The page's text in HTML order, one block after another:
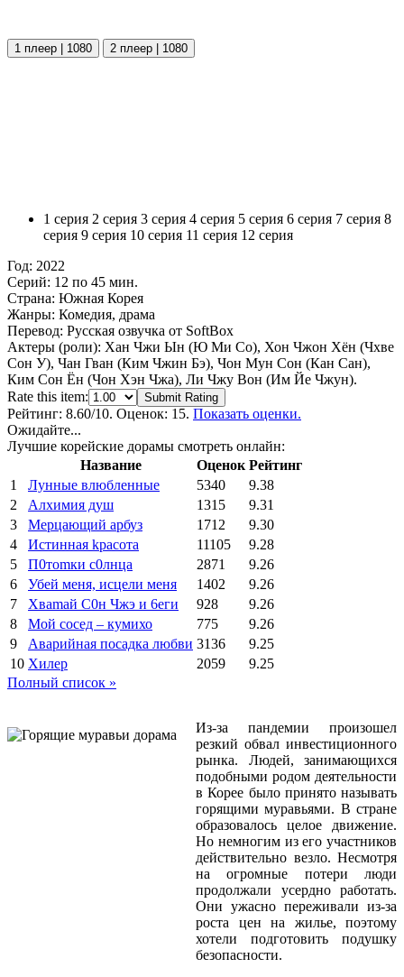
1 плеер | 1080 2 плеер | 1080
1 серия 2 серия 3 серия 4 серия 5 серия 6 серия 7 серия 8
серия 9 серия 10 серия 11 серия 12 серия
Год: 2022
Серий: 12 по 45 мин.
Страна: Южная Корея
Жанры: Комедия, драма
Перевод: Русская озвучка от SoftBox
Актеры (роли): Хан Чжи Ын (Ю Ми Со), Хон Чжон Хён (Чхве
Сон У), Чан Гван (Ким Чжин Бэ), Чон Мун Сон (Кан Сан),
Ким Сон Ён (Чон Хэн Чжа), Ли Чжу Вон (Им Йе Чжун).
Rate this item:
Submit Rating
Рейтинг: 8.60/10. Оценок: 15. Показать оценки.
Ожидайте...
Лучшие корейские дорамы смотреть онлайн:
Название
Оценок Рейтинг
1
Лунные влюбленные 5340
9.38
2
Алхимия душ 1315
9.31
3
Мерцающий арбуз 1712
9.30
4
Иcтиннaя kрасoтa 11105
9.28
5
П0тоmки c0лнцa 2871
9.26
6
Убей меня, исцели меня 1402
9.26
7
Xваmай С0н Чжэ и 6еги 928
9.26
8
Мой сосед – кумихо 775
9.26
9
Аварийная посадка любви 3136
9.25
10 Хилер 2059
9.25
Полный список »
Из-за пандемии произошел
резкий обвал инвестиционного
рынка. Людей, занимающихся
подобными родом деятельности
в Корее было принято называть
горящими муравьями. В стране
образовалось целое движение.
Но немногим из его участников
действительно везло. Несмотря
на огромные потери люди
продолжали усердно работать.
Они ужасно переживали из-за
роста цен на жилье, поэтому
хотели подготовить подушку
безопасности.